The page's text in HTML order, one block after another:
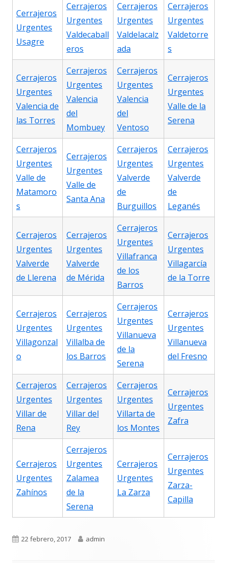
Cerrajeros
Urgentes
Usagre
Cerrajeros
Urgentes
Valdecaball
eros
Cerrajeros
Urgentes
Valdelacalz
ada
Cerrajeros
Urgentes
Valdetorre
s
Cerrajeros
Urgentes
Valencia de
las Torres
Cerrajeros
Urgentes
Valencia
del
Mombuey
Cerrajeros
Urgentes
Valencia
del
Ventoso
Cerrajeros
Urgentes
Valle de la
Serena
Cerrajeros
Urgentes
Valle de
Matamoro
s
Cerrajeros
Urgentes
Valle de
Santa Ana
Cerrajeros
Urgentes
Valverde
de
Burguillos
Cerrajeros
Urgentes
Valverde
de
Leganés
Cerrajeros
Urgentes
Valverde
de Llerena
Cerrajeros
Urgentes
Valverde
de Mérida
Cerrajeros
Urgentes
Villafranca
de los
Barros
Cerrajeros
Urgentes
Villagarcía
de la Torre
Cerrajeros
Urgentes
Villagonzal
o
Cerrajeros
Urgentes
Villalba de
los Barros
Cerrajeros
Urgentes
Villanueva
de la
Serena
Cerrajeros
Urgentes
Villanueva
del Fresno
Cerrajeros
Urgentes
Villar de
Rena
Cerrajeros
Urgentes
Villar del
Rey
Cerrajeros
Urgentes
Villarta de
los Montes
Cerrajeros
Urgentes
Zafra
Cerrajeros
Urgentes
Zahínos
Cerrajeros
Urgentes
Zalamea
de la
Serena
Cerrajeros
Urgentes
La Zarza
Cerrajeros
Urgentes
Zarza-
Capilla
Publicado
22 febrero, 2017 Autor
admin